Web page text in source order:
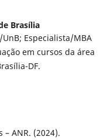
Brasília
Especialista/MBA
em cursos da área
DF.
ANR. (2024).